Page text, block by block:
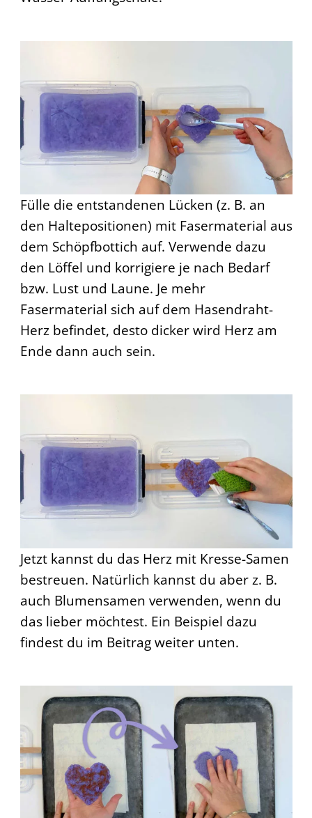
Fülle die entstandenen Lücken (z. B. an
den Haltepositionen) mit Fasermaterial aus
dem Schöpfbottich auf. Verwende dazu
den Löffel und korrigiere je nach Bedarf
bzw. Lust und Laune. Je mehr
Fasermaterial sich auf dem Hasendraht-
Herz befindet, desto dicker wird Herz am
Ende dann auch sein.
Jetzt kannst du das Herz mit Kresse-Samen
bestreuen. Natürlich kannst du aber z. B.
auch Blumensamen verwenden, wenn du
das lieber möchtest. Ein Beispiel dazu
findest du im Beitrag weiter unten.